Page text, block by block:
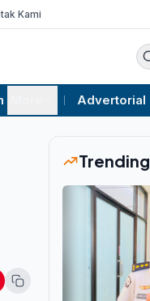
Kami
Advertorial
Trending